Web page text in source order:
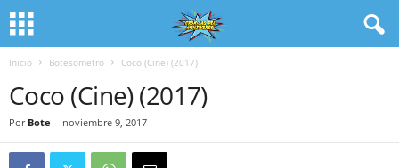
Inicio Botesometro Coco (Cine) (2017)
Coco (Cine) (2017)
Por Bote - noviembre 9, 2017